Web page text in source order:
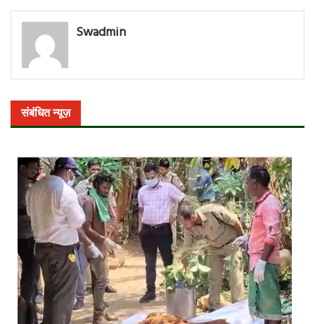
नेविगेशन
Swadmin
संबंधित न्यूज़